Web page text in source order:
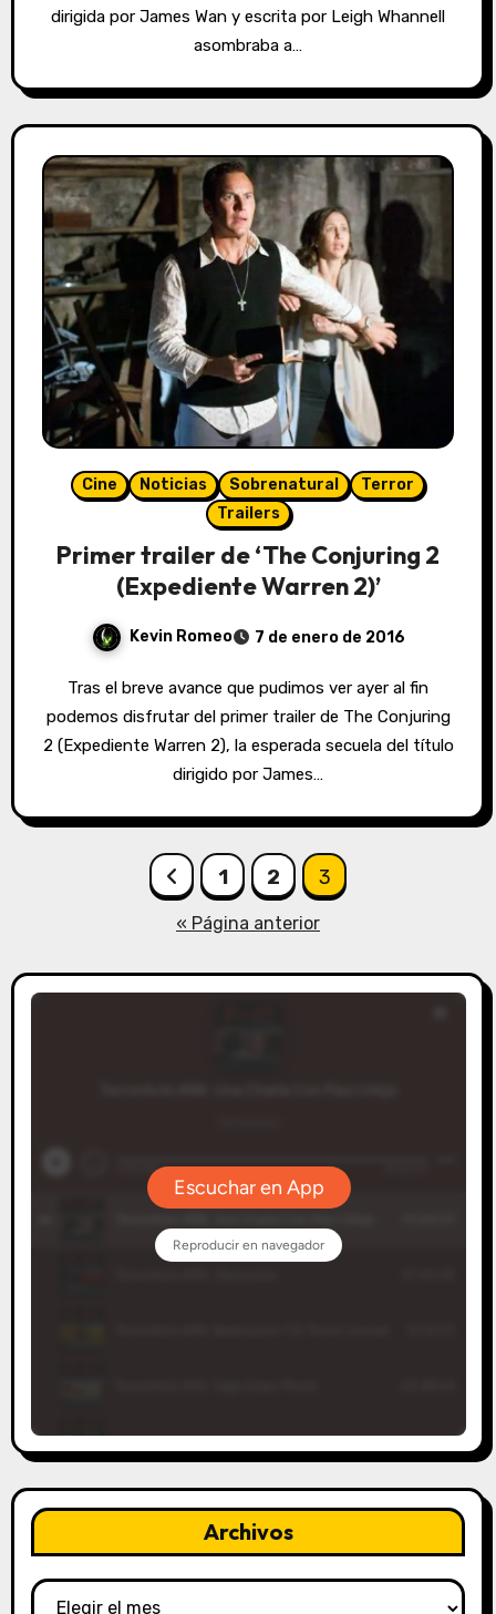
dirigida por James Wan y escrita por Leigh Whannell
asombraba a…
Cine Noticias Sobrenatural
Terror
Trailers
Primer trailer de ‘The Conjuring 2
(Expediente Warren 2)’
Kevin Romeo 7 de enero de 2016
Tras el breve avance que pudimos ver ayer al fin
podemos disfrutar del primer trailer de The Conjuring
2 (Expediente Warren 2), la esperada secuela del título
dirigido por James…
Paginación
entradas
1 2 3
« Página anterior
Archivos
Archivos